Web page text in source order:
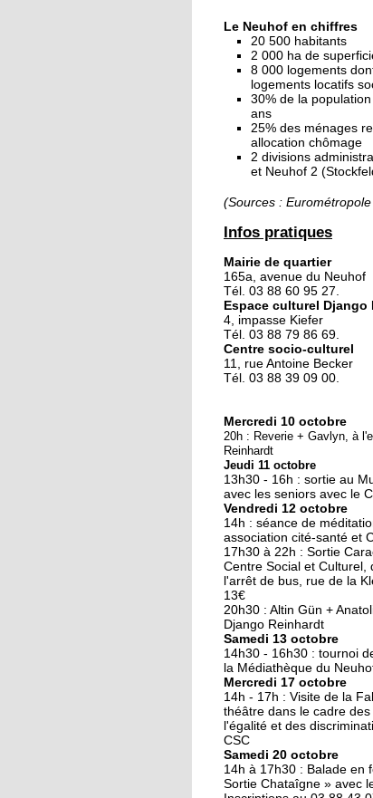
ciel ouvert »
16 octobre 2018
Un vécu de poids
15 octobre 2018
Difracto :
avec Django
Le vrac s'invite au
11 octobre 2018
Les petites filles
chaussent leurs
10 octobre 2018
Nouveau look
nouvelle mairie
19 octobre 2017
Face au
numérique
19 octobre 2017
La précarité tue
18 octobre 2017
Quatre
chevet du Neuhof
18 octobre 2017
Le Neuhof en chiffres
20 500 habitants
2 000 ha de
8 000 logements
logements locatifs
30% de la
ans
25% des ménages
allocation chômage
2 divisions
et Neuhof 2
(Sources :
Infos pratiques
Mairie de quartier
165a, avenue du Neuhof
Tél. 03 88 60 95 27.
Espace culturel Django
4, impasse Kiefer
Tél. 03 88 79 86 69.
Centre socio-culturel
11, rue Antoine Becker
Tél. 03 88 39 09 00.
Mercredi 10 octobre
20h : Reverie + Gavlyn, à
Reinhardt
Jeudi 11 octobre
13h30 - 16h : sortie au
avec les seniors avec le
Vendredi 12 octobre
14h : séance de
association cité-santé et
17h30 à 22h : Sortie
Centre Social et Culturel,
l'arrêt de bus, rue de la
13€
20h30 : Altin Gün +
Django Reinhardt
Samedi 13 octobre
14h30 - 16h30 : tournoi
la Médiathèque du
Mercredi 17 octobre
14h - 17h : Visite de la
théâtre dans le cadre
l'égalité et des
CSC
Samedi 20 octobre
14h à 17h30 : Balade en
Sortie Chataîgne » avec